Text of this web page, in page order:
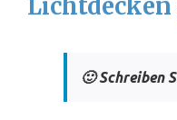
Lichtdecken
🙂 Schreiben